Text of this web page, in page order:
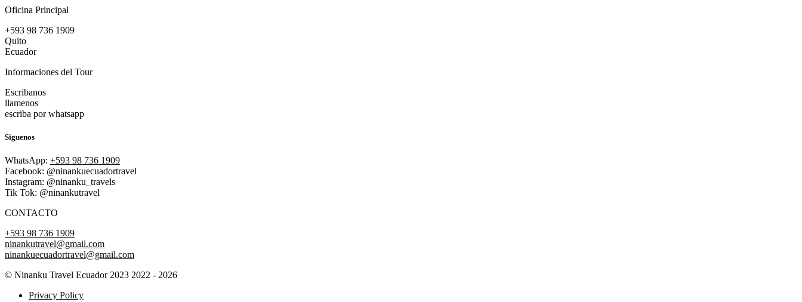
Oficina Principal
+593 98 736 1909
Quito
Ecuador
Informaciones del Tour
Escribanos
llamenos
escriba por whatsapp
Siguenos
WhatsApp: +593 98 736 1909
Facebook: @ninankuecuadortravel
Instagram: @ninanku_travels
Tik Tok: @ninankutravel
CONTACTO
+593 98 736 1909
ninankutravel@gmail.com
ninankuecuadortravel@gmail.com
© Ninanku Travel Ecuador 2023 2022 - 2026
Privacy Policy